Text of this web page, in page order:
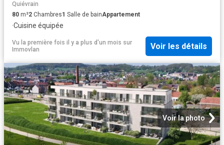
Quiévrain
80 m²2 Chambres1 Salle de bainAppartement
·Cuisine équipée
Vu la première fois il y a plus d'un mois sur
Immovlan
Voir les détails
Voir la photo